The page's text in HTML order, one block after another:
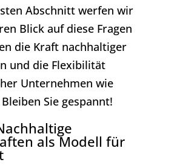
Abschnitt werfen wir
Blick auf diese Fragen
die Kraft nachhaltiger
und die Flexibilität
Unternehmen wie
Sie gespannt!
als Modell für